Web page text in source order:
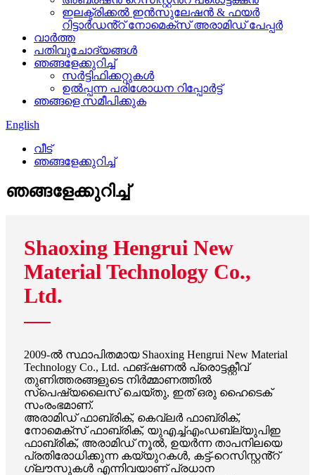
ഇലക്ട്രിക്കൽ ഇൻസുലേഷൻ & ഫയർ
റിട്ടാർഡൻ്റ് നോമെക്സ് അരാമിഡ് പേപ്പർ
വാർത്ത
പതിവുചോദ്യങ്ങൾ
ഞങ്ങളേക്കുറിച്ച്
സർട്ടിഫിക്കറ്റുകൾ
ഉൽപ്പന്ന പരിശോധന റിപ്പോർട്ട്
ഞങ്ങളെ സമീപിക്കുക
English
വീട്
ഞങ്ങളേക്കുറിച്ച്
ഞങ്ങളേക്കുറിച്ച്
Shaoxing Hengrui New
Material Technology Co.,
Ltd.
2009-ൽ സ്ഥാപിതമായ Shaoxing Hengrui New Material
Technology Co., Ltd. ഫങ്ഷണൽ പ്രൊട്ടക്റ്റീവ്
തുണിത്തരങ്ങളുടെ നിർമ്മാണത്തിൽ
സ്പെഷ്യലൈസ് ചെയ്തു, ഇത് ഒരു ഹൈടെക്
സംരംഭമാണ്.
അരാമിഡ് ഫാബ്രിക്, കെവ്‌ലർ ഫാബ്രിക്,
നോമെക്സ് ഫാബ്രിക്, യുഎച്ച്എംഡബ്ല്യുപിഇ
ഫാബ്രിക്, അരാമിഡ് നൂൽ, ഉയർന്ന താപനിലയെ
പ്രതിരോധിക്കുന്ന കയ്യുറകൾ, കട്ട്-റെസിസ്റ്റൻ്റ്
ഗ്ലൗസുകൾ എന്നിവയാണ് പ്രധാന